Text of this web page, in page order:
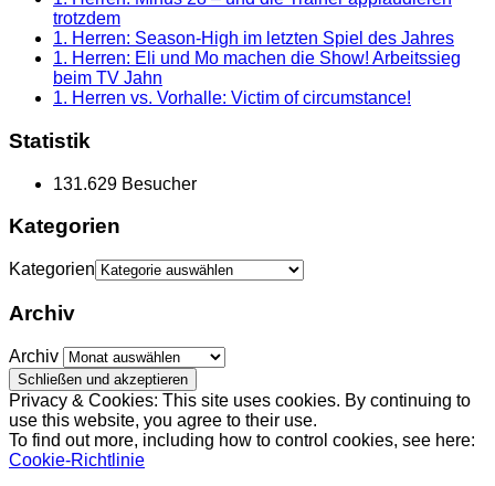
trotzdem
1. Herren: Season-High im letzten Spiel des Jahres
1. Herren: Eli und Mo machen die Show! Arbeitssieg
beim TV Jahn
1. Herren vs. Vorhalle: Victim of circumstance!
Statistik
131.629 Besucher
Kategorien
Kategorien
Archiv
Archiv
Privacy & Cookies: This site uses cookies. By continuing to
use this website, you agree to their use.
To find out more, including how to control cookies, see here:
Cookie-Richtlinie